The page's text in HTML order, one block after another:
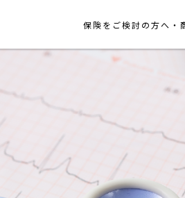
保険をご検討の方へ・